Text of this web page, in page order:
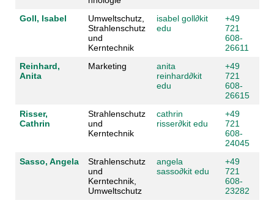
Goll, Isabel
Umweltschutz,
Strahlenschutz
und
Kerntechnik
isabel goll∂kit
edu
+49
721
608-
26611
Reinhard,
Anita
Marketing
anita
reinhard∂kit
edu
+49
721
608-
26615
Risser,
Cathrin
Strahlenschutz
und
Kerntechnik
cathrin
risser∂kit edu
+49
721
608-
24045
Sasso, Angela
Strahlenschutz
und
Kerntechnik,
Umweltschutz
angela
sasso∂kit edu
+49
721
608-
23282